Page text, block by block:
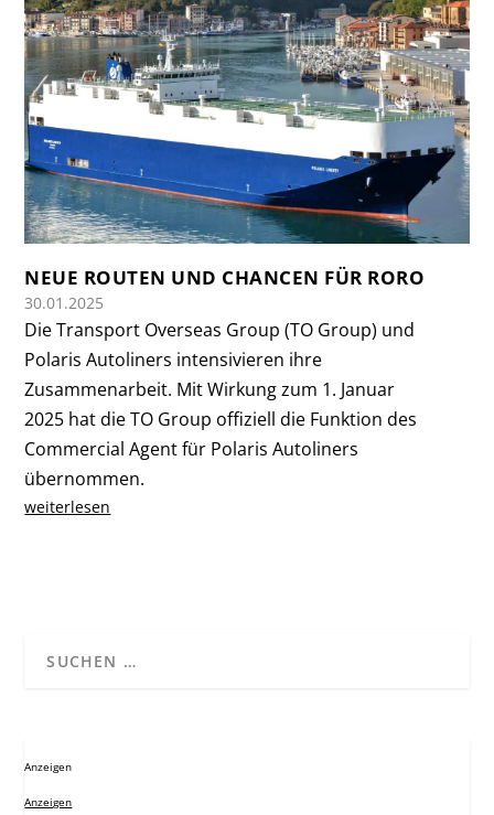
NEUE ROUTEN UND CHANCEN FÜR RORO
30.01.2025
Die Transport Overseas Group (TO Group) und
Polaris Autoliners intensivieren ihre
Zusammenarbeit. Mit Wirkung zum 1. Januar
2025 hat die TO Group offiziell die Funktion des
Commercial Agent für Polaris Autoliners
übernommen.
weiterlesen
Anzeigen
Anzeigen